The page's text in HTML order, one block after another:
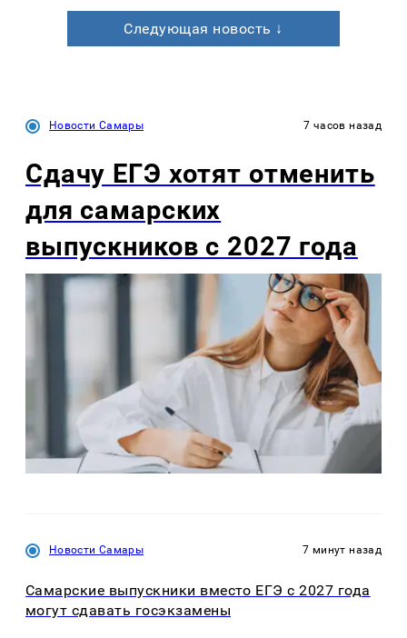
Следующая новость ↓
Новости Самары 7 часов назад
Сдачу ЕГЭ хотят отменить
для самарских
выпускников с 2027 года
Новости Самары 7 минут назад
Самарские выпускники вместо ЕГЭ с 2027 года
могут сдавать госэкзамены